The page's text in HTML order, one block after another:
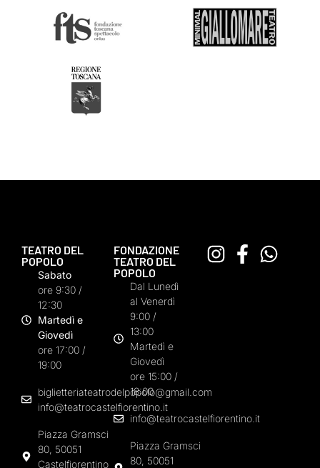
TEATRO DEL
POPOLO
Sabato
ore 9:30 /
12:30
Martedì e
Giovedì
ore 17:00 /
19:00
biglietteriateatrodelpopolo@gmail.com
info@teatrocastelfiorentino.it
Piazza Gramsci
80, 50051
Castelfiorentino
FONDAZIONE
TEATRO DEL
POPOLO
Dal Lunedì
al Venerdì
9:00 /
13:00
Martedì e
Giovedì
ore 15:00 /
18:00
info@teatrocastelfiorentino.it
Piazza Gramsci
80, 50051